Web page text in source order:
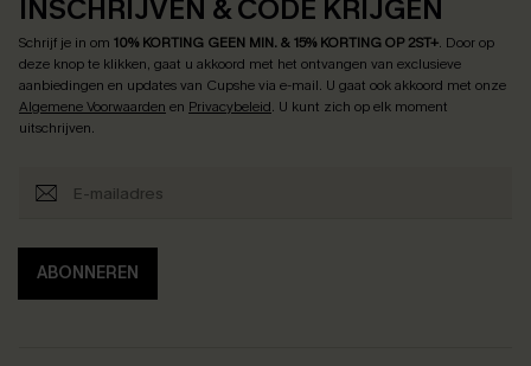
INSCHRIJVEN & CODE KRIJGEN
Schrijf je in om 10% KORTING GEEN MIN. & 15% KORTING OP 2ST+. Door op
deze knop te klikken, gaat u akkoord met het ontvangen van exclusieve
aanbiedingen en updates van Cupshe via e-mail. U gaat ook akkoord met onze
Algemene Voorwaarden en Privacybeleid. U kunt zich op elk moment
uitschrijven.
ABONNEREN